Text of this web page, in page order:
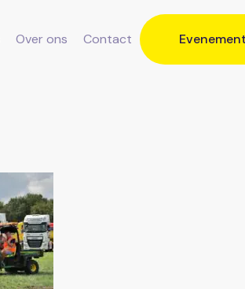
Over ons Contact